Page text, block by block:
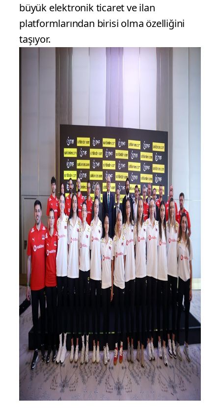
büyük elektronik ticaret ve ilan
platformlarından birisi olma özelliğini
taşıyor.